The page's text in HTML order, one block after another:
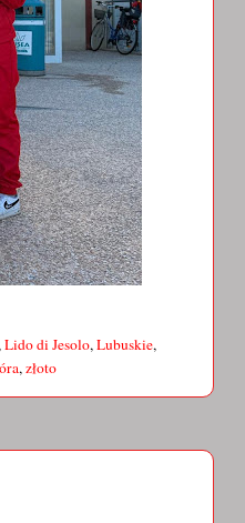
Lido di Jesolo,Lubuskie,
,złoto